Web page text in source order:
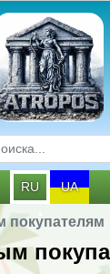
RU UA
покупателям